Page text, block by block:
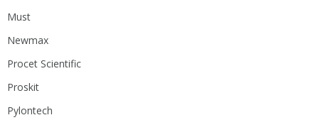
Must
Newmax
Procet Scientific
Proskit
Pylontech